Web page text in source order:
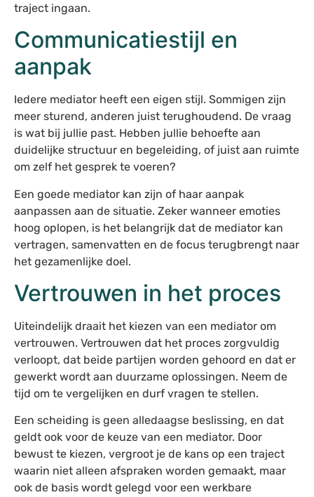
traject ingaan.
Communicatiestijl en
aanpak
Iedere mediator heeft een eigen stijl. Sommigen zijn
meer sturend, anderen juist terughoudend. De vraag
is wat bij jullie past. Hebben jullie behoefte aan
duidelijke structuur en begeleiding, of juist aan ruimte
om zelf het gesprek te voeren?
Een goede mediator kan zijn of haar aanpak
aanpassen aan de situatie. Zeker wanneer emoties
hoog oplopen, is het belangrijk dat de mediator kan
vertragen, samenvatten en de focus terugbrengt naar
het gezamenlijke doel.
Vertrouwen in het proces
Uiteindelijk draait het kiezen van een mediator om
vertrouwen. Vertrouwen dat het proces zorgvuldig
verloopt, dat beide partijen worden gehoord en dat er
gewerkt wordt aan duurzame oplossingen. Neem de
tijd om te vergelijken en durf vragen te stellen.
Een scheiding is geen alledaagse beslissing, en dat
geldt ook voor de keuze van een mediator. Door
bewust te kiezen, vergroot je de kans op een traject
waarin niet alleen afspraken worden gemaakt, maar
ook de basis wordt gelegd voor een werkbare